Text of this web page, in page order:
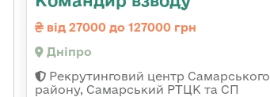
від 27000 до 127000 грн
Дніпро
Рекрутинговий центр Самарського
району, Самарський РТЦК та СП